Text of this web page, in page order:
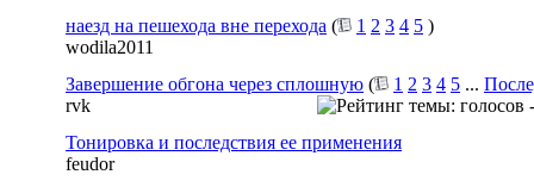
наезд на пешехода вне перехода ( 1 2 3 4 5 )
wodila2011
Завершение обгона через сплошную ( 1 2 3 4 5 ...
rvk
Тонировка и последствия ее применения
feudor